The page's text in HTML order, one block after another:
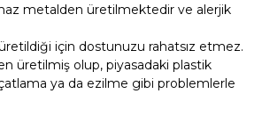
metalden üretilmektedir ve alerjik
için dostunuzu rahatsız etmez.
üretilmiş olup, piyasadaki plastik
ya da ezilme gibi problemlerle